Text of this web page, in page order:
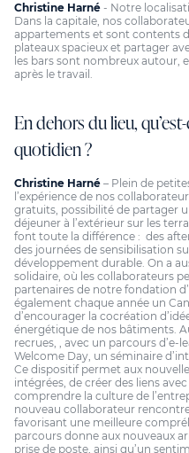
Christine Harné - Notre
Dans la capitale, nos
appartements et sont contents
plateaux spacieux et partager
les bars sont nombreux autour,
après le travail.
En dehors du lieu,
quotidien ?
Christine Harné – Plein de
l’expérience de nos
gratuits, possibilité de partager
déjeuner à l’extérieur sur les
font toute la différence : des
des journées de sensibilisation
développement durable. On a
solidaire, où les collaborateurs
partenaires de notre fondation
également chaque année un
d’encourager la cocréation
énergétique de nos bâtiments.
recrues, , avec un parcours
Welcome Day, un séminaire
Ce dispositif permet aux
intégrées, de créer des liens
comprendre la culture de
nouveau collaborateur
favorisant une meilleure
parcours donne aux nouveaux
prise de poste, ainsi qu’un